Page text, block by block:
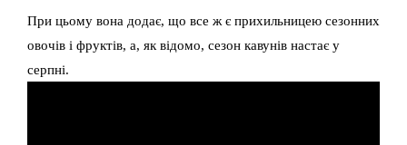
При цьому вона додає, що все ж є прихильницею сезонних
овочів і фруктів, а, як відомо, сезон кавунів настає у
серпні.